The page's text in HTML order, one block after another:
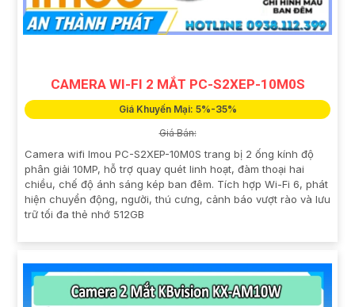
CAMERA WI-FI 2 MẮT PC-S2XEP-10M0S
Giá Khuyến Mại: 5%-35%
Giá Bán:
Camera wifi Imou PC-S2XEP-10M0S trang bị 2 ống kính độ
phân giải 10MP, hỗ trợ quay quét linh hoạt, đàm thoại hai
chiều, chế độ ánh sáng kép ban đêm. Tích hợp Wi-Fi 6, phát
hiện chuyển động, người, thú cưng, cảnh báo vượt rào và lưu
trữ tối đa thẻ nhớ 512GB